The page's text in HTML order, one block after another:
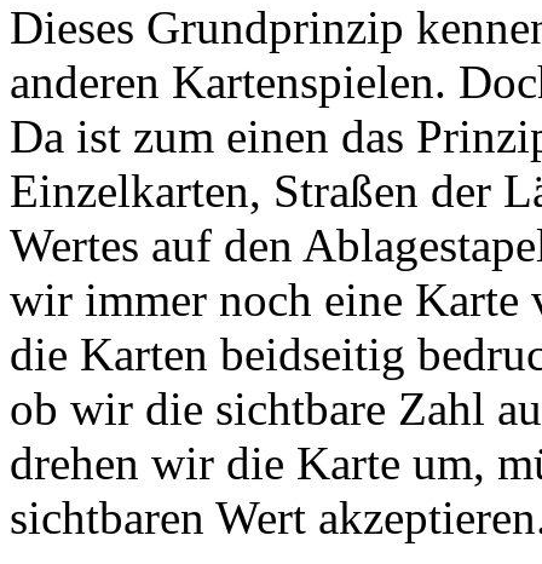
Dieses Grundprinzip
anderen Kartenspielen.
Da ist zum einen das
Einzelkarten, Straßen der
Wertes auf den
wir immer noch eine Karte
die Karten beidseitig
ob wir die sichtbare Zahl
drehen wir die Karte um,
sichtbaren Wert